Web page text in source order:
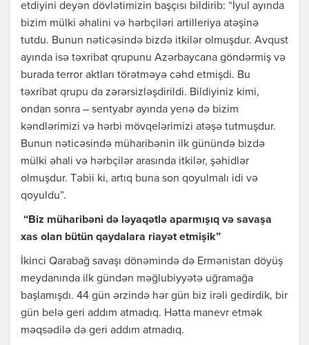
etdiyini deyən dövlətimizin başçısı bildirib: “İyul ayında
bizim mülki əhalini və hərbçiləri artilleriya atəşinə
tutdu. Bunun nəticəsində bizdə itkilər olmuşdur. Avqust
ayında isə təxribat qrupunu Azərbaycana göndərmiş və
burada terror aktları törətməyə cəhd etmişdi. Bu
təxribat qrupu da zərərsizləşdirildi. Bildiyiniz kimi,
ondan sonra – sentyabr ayında yenə də bizim
kəndlərimizi və hərbi mövqelərimizi atəşə tutmuşdur.
Bunun nəticəsində müharibənin ilk günündə bizdə
mülki əhali və hərbçilər arasında itkilər, şəhidlər
olmuşdur. Təbii ki, artıq buna son qoyulmalı idi və
qoyuldu”.
“Biz müharibəni də ləyaqətlə aparmışıq və savaşa
xas olan bütün qaydalara riayət etmişik”
İkinci Qarabağ savaşı dönəmində də Ermənistan döyüş
meydanında ilk gündən məğlubiyyətə uğramağa
başlamışdı. 44 gün ərzində hər gün biz irəli gedirdik, bir
gün belə geri addım atmadıq. Hətta manevr etmək
məqsədilə də geri addım atmadıq.